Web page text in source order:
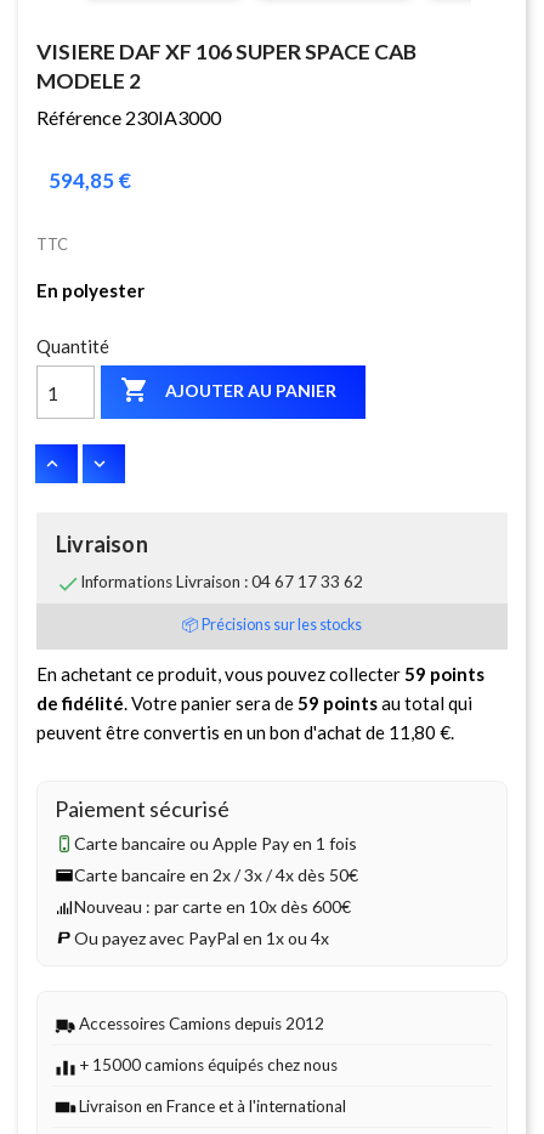
VISIERE DAF XF 106 SUPER SPACE CAB
MODELE 2
Référence 230IA3000
594,85 €
TTC
En polyester
Quantité
 AJOUTER AU PANIER
Livraison
Informations Livraison : 04 67 17 33 62
📦 Précisions sur les stocks
En achetant ce produit, vous pouvez collecter59 points
de fidélité. Votre panier sera de59 pointsau total qui
peuvent être convertis en un bon d'achat de 11,80 €.
Paiement sécurisé
Carte bancaire ou Apple Pay en 1 fois
Carte bancaire en 2x / 3x / 4x dès 50€
Nouveau : par carte en 10x dès 600€
Ou payez avec PayPal en 1x ou 4x
Accessoires Camions depuis 2012
+ 15000 camions équipés chez nous
Livraison en France et à l'international